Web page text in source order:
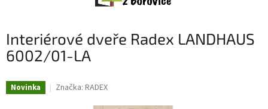
Interiérové dveře Radex LANDHAUS
6002/01-LA
Novinka Značka: RADEX